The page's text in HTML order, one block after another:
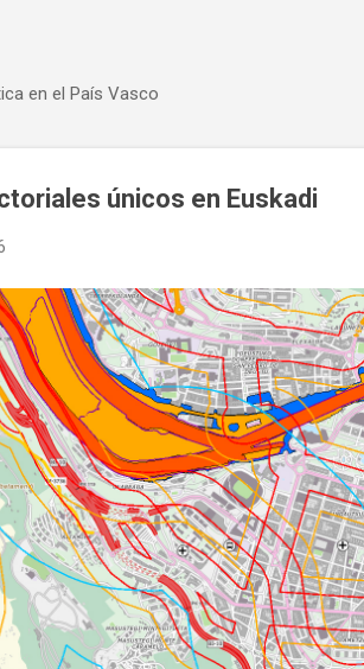
en el País Vasco
únicos en Euskadi